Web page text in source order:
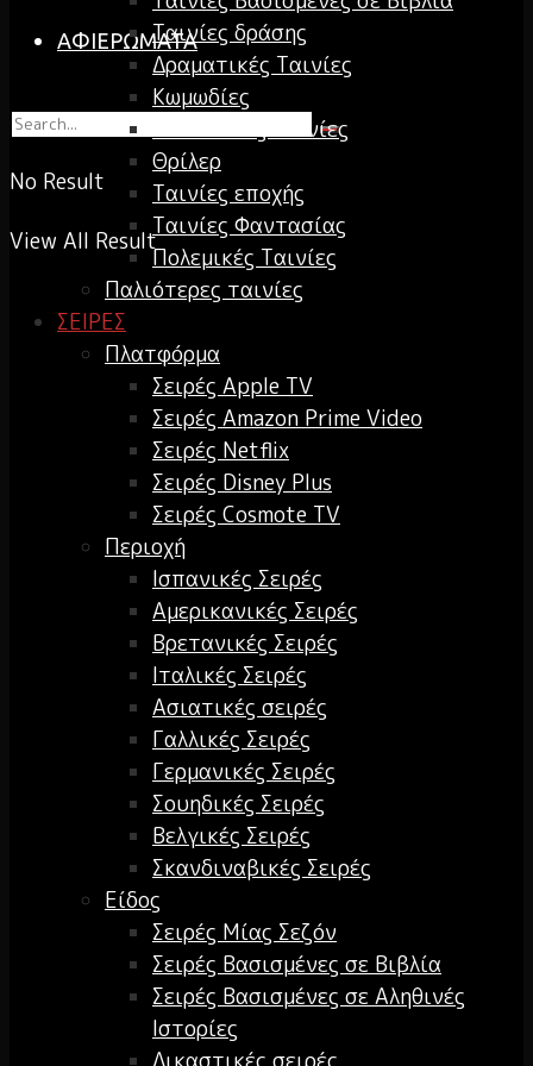
ΑΦΙΕΡΩΜΑΤΑ
No Result
View All Result
Ταινίες δράσης
Δραματικές Ταινίες
Κωμωδίες
Δικαστικές Ταινίες
Θρίλερ
Ταινίες εποχής
Ταινίες Φαντασίας
Πολεμικές Ταινίες
Παλιότερες ταινίες
ΣΕΙΡΕΣ
Πλατφόρμα
Σειρές Apple TV
Σειρές Amazon Prime Video
Σειρές Netflix
Σειρές Disney Plus
Σειρές Cosmote TV
Περιοχή
Ισπανικές Σειρές
Αμερικανικές Σειρές
Βρετανικές Σειρές
Ιταλικές Σειρές
Ασιατικές σειρές
Γαλλικές Σειρές
Γερμανικές Σειρές
Σουηδικές Σειρές
Βελγικές Σειρές
Σκανδιναβικές Σειρές
Είδος
Σειρές Μίας Σεζόν
Σειρές Βασισμένες σε Βιβλία
Σειρές Βασισμένες σε Αληθινές
Ιστορίες